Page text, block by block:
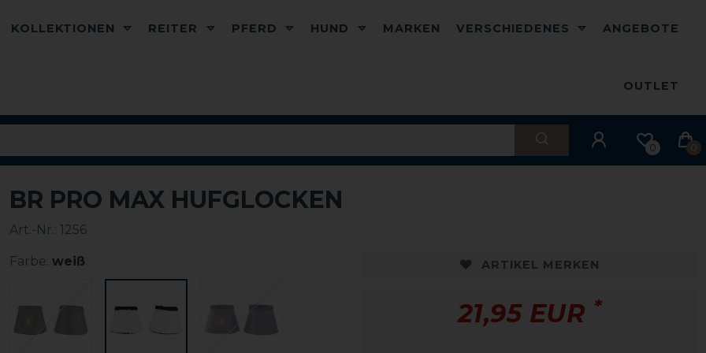
KOLLEKTIONEN REITER PFERD HUND MARKEN VERSCHIEDENES ANGEBOTE
OUTLET
0 0
BR PRO MAX HUFGLOCKEN
Art.-Nr.: 1256
Farbe: weiß ARTIKEL MERKEN
21,95 EUR *